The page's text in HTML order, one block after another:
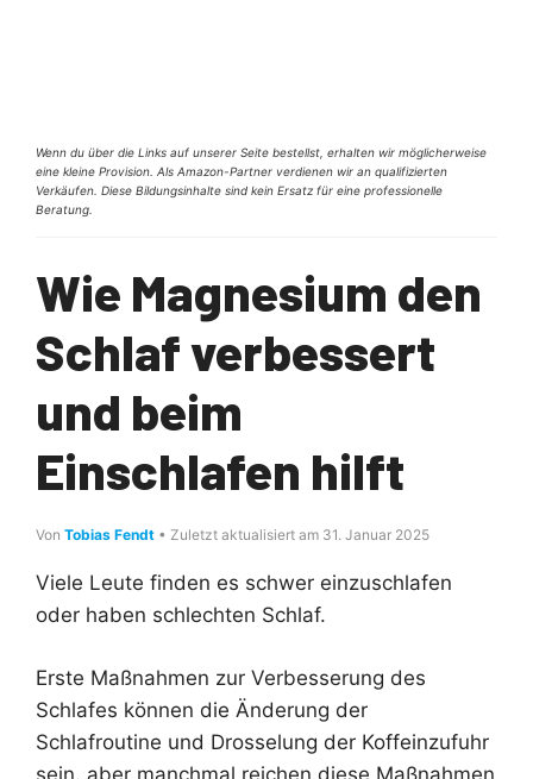
Wenn du über die Links auf unserer Seite bestellst, erhalten wir möglicherweise
eine kleine Provision. Als Amazon-Partner verdienen wir an qualifizierten
Verkäufen. Diese Bildungsinhalte sind kein Ersatz für eine professionelle
Beratung.
Wie Magnesium den
Schlaf verbessert
und beim
Einschlafen hilft
Von Tobias Fendt • Zuletzt aktualisiert am 31. Januar 2025
Viele Leute finden es schwer einzuschlafen
oder haben schlechten Schlaf.
Erste Maßnahmen zur Verbesserung des
Schlafes können die Änderung der
Schlafroutine und Drosselung der Koffeinzufuhr
sein, aber manchmal reichen diese Maßnahmen